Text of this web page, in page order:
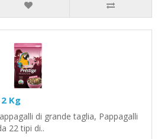
Kg
di grande taglia, Pappagalli
22 tipi di..